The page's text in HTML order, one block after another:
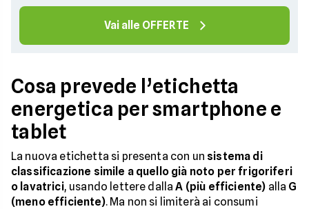
Vai alle OFFERTE
Cosa prevede l’etichetta
energetica per smartphone e
tablet
La nuova etichetta si presenta con un sistema di
classificazione simile a quello già noto per frigoriferi
o lavatrici, usando lettere dallaA (più efficiente) alla G
(meno efficiente). Ma non si limiterà ai consumi